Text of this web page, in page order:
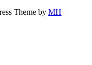
Theme by MH